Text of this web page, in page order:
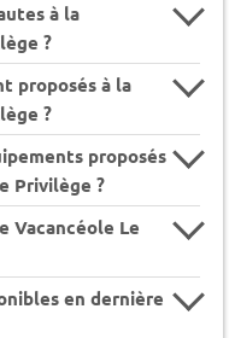
à la
?
proposés à la
?
proposés
Privilège ?
Vacancéole Le
en dernière